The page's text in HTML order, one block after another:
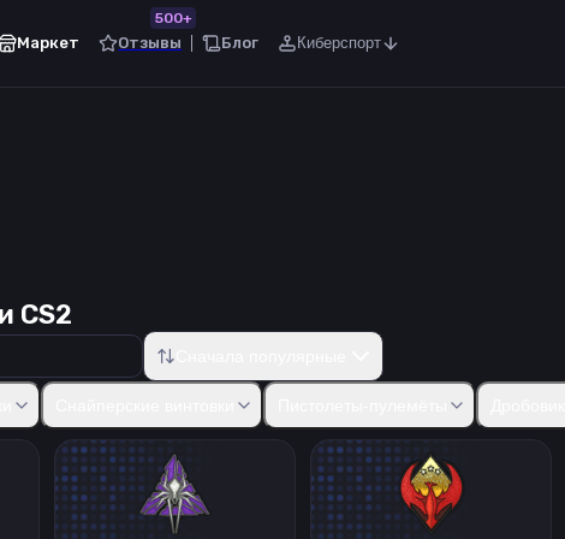
Маркет Отзывы
500+
Блог Киберспорт
CS2
Five-SeveNTec-9CZ75-AutoDual BerettasDesert EagleR8